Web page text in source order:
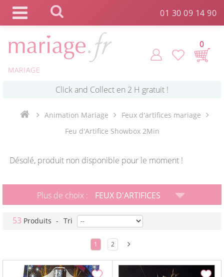
01 30 09 14 90
MARIAGE
0
Click and Collect en 2 H gratuit !
Animation Mariage
Feux d'artifices mariage
Feu d'Artifice Showbox 2Min
Désolé, produit non disponible pour le moment !
Plus de choix : FEUX D'ARTIFICES
53 Produits - Tri
1 2
Panneau de gestion des cookies